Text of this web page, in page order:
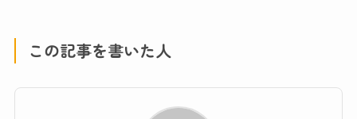
この記事を書いた人